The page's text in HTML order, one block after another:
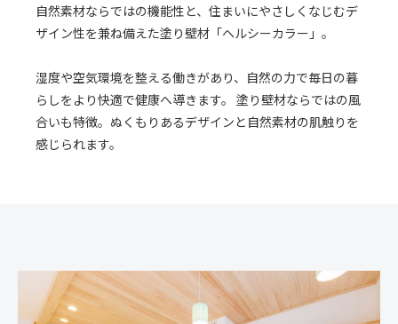
自然素材ならではの機能性と、住まいにやさしくなじむデ
ザイン性を兼ね備えた塗り壁材「ヘルシーカラー」。
湿度や空気環境を整える働きがあり、自然の力で毎日の暮
らしをより快適で健康へ導きます。 塗り壁材ならではの風
合いも特徴。ぬくもりあるデザインと自然素材の肌触りを
感じられます。